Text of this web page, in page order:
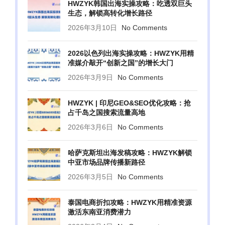
HWZYK韩国出海实操攻略：吃透双巨头
生态，解锁高转化增长路径
2026年3月10日
No Comments
2026以色列出海实操攻略：HWZYK用精
准媒介敲开“创新之国”的增长大门
2026年3月9日
No Comments
HWZYK | 印尼GEO&SEO优化攻略：抢
占千岛之国搜索流量高地
2026年3月6日
No Comments
哈萨克斯坦出海发稿攻略：HWZYK解锁
中亚市场品牌传播新路径
2026年3月5日
No Comments
泰国电商折扣攻略：HWZYK用精准资源
激活东南亚消费潜力